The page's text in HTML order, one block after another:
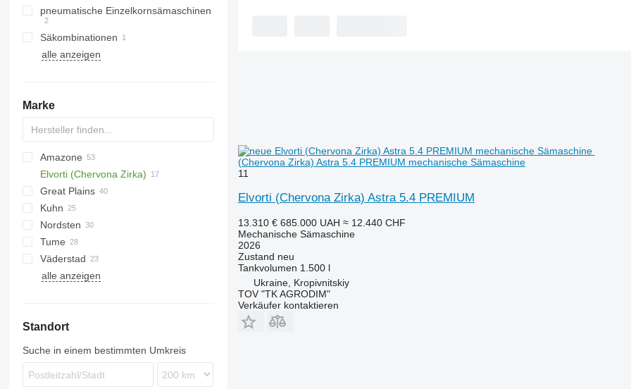
pneumatische Einzelkornsämaschinen
Säkombinationen
alle anzeigen
Marke
SN300
SR
Amazone
AD
Cataya
Catros
D-series
KE
KG
KW
Green Plains
S-series
Elvorti (Chervona Zirka)
Astra
SZF
Great Plains
CPH
YP
DK
Express
Pronto
Versa
455
750
1590
7000
HT3000
Demeter
Duo Alfa
Kuhn
HR
HRB
Maxima
Premia
NG
Vitu
Saphir
Solitair
Zirkon
DC
DM
30
NG
Nordsten
Lift-o-matic
NS
Lion
Vitasem
Rasat
Tume
HKL
KL
SZM
DZ
Väderstad
Cultus
D62
alle anzeigen
Standort
Suche in einem bestimmten Umkreis
(Chervona Zirka) Astra 5.4 PREMIUM mechanische Sämaschine
11
Elvorti (Chervona Zirka) Astra 5.4 PREMIUM
13.310 € 685.000 UAH ≈ 12.440 CHF
Mechanische Sämaschine
2026
Zustand neu
Tankvolumen 1.500 l
Ukraine, Kropivnitskiy
TOV "TK AGRODIM"
Verkäufer kontaktieren